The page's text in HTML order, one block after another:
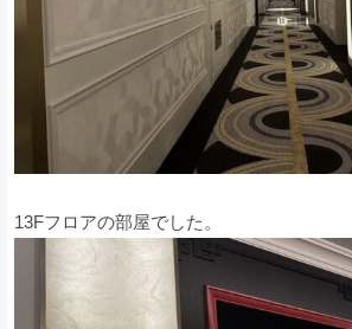
13Fフロアの部屋でした。